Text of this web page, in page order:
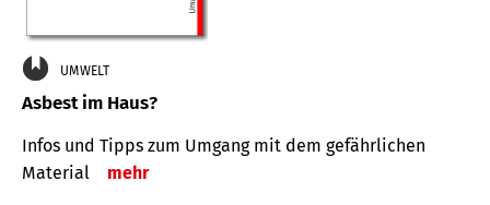
UMWELT
Asbest im Haus?
Infos und Tipps zum Um­gang mit dem ge­fähr­lichen
Mate­rial
mehr